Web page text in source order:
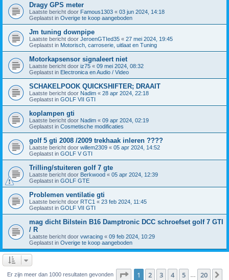
Dragy GPS meter
Laatste bericht door Famous1303 « 03 jun 2024, 14:18
Geplaatst in Overige te koop aangeboden
Jm tuning downpipe
Laatste bericht door JeroenGTIed35 « 27 mei 2024, 19:45
Geplaatst in Motorisch, carroserie, uitlaat en Tuning
Motorkapsensor signaleert niet
Laatste bericht door iz75 « 09 mei 2024, 08:32
Geplaatst in Electronica en Audio / Video
SCHAKELPOOK QUICKSHIFTER; DRAAIT
Laatste bericht door Nadim « 28 apr 2024, 22:18
Geplaatst in GOLF VII GTI
koplampen gti
Laatste bericht door Nadim « 09 apr 2024, 02:19
Geplaatst in Cosmetische modificaties
golf 5 gti 2008 /2009 trekhaak inleren ????
Laatste bericht door willem2309 « 05 apr 2024, 14:52
Geplaatst in GOLF V GTI
Trilling/stuiteren golf 7 gte
Laatste bericht door Berkwood « 05 apr 2024, 12:39
Geplaatst in GOLF GTE
Problemen ventilatie gti
Laatste bericht door RTC1 « 23 feb 2024, 11:45
Geplaatst in GOLF VII GTI
mag dicht Bilstein B16 Damptronic DCC schroefset golf 7 GTI
/ R
Laatste bericht door vwracing « 09 feb 2024, 10:29
Geplaatst in Overige te koop aangeboden
Er zijn meer dan 1000 resultaten gevonden Pagina van 20
1 2 3 4 5 20